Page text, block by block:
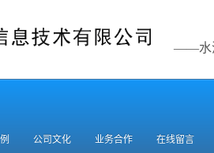
——水
公司文化 业务合作 在线留言